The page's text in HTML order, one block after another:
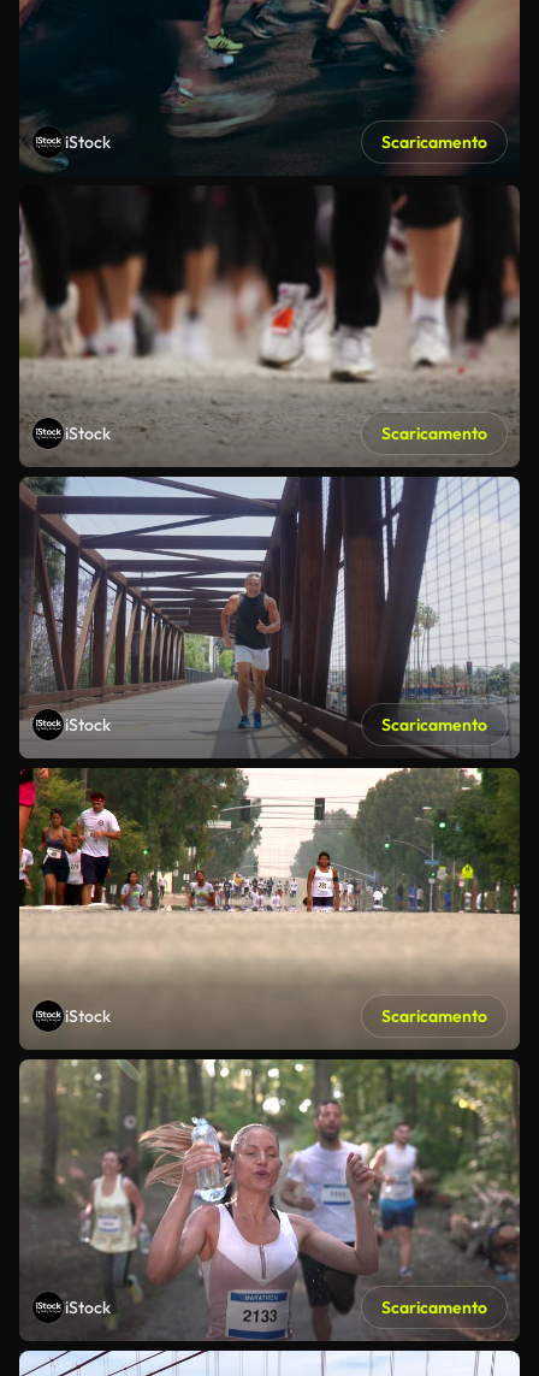
iStock Scaricamento
iStock Scaricamento
iStock Scaricamento
iStock Scaricamento
iStock Scaricamento